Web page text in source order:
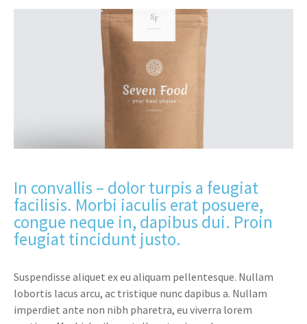
In convallis – dolor turpis a feugiat
facilisis. Morbi iaculis erat posuere,
congue neque in, dapibus dui. Proin
feugiat tincidunt justo.
Suspendisse aliquet ex eu aliquam pellentesque. Nullam
lobortis lacus arcu, ac tristique nunc dapibus a. Nullam
imperdiet ante non nibh pharetra, eu viverra lorem